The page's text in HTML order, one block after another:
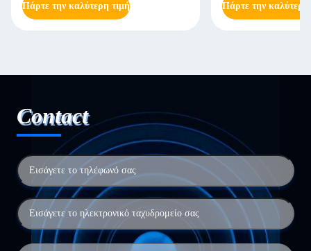
Πάρτε την καλύτερη τιμή Πάρτε την καλύτερη
Contact